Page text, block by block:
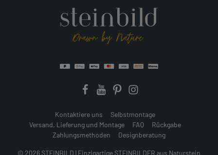
© 2026 STEINBILD | Einzigartige STEINBILDER aus Naturstein
Kontaktiere uns
Selbstmontage
Versand, Lieferung und Montage
FAQ
Rückgabe
Zahlungsmethoden
Designberatung